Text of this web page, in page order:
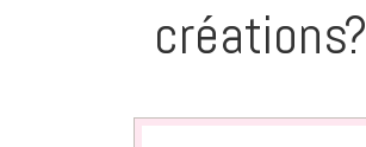
créations?